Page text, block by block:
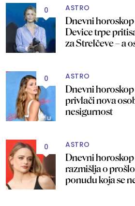
0 ASTRO
Dnevni horoskop
Device trpe
za Strelčeve – a
0 ASTRO
Dnevni horoskop
privlači nova
nesigurnost
0 ASTRO
Dnevni horoskop
razmišlja o
ponudu koja se